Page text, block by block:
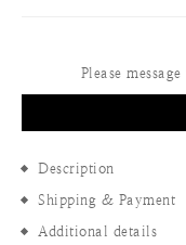
Please
Description
Shipping & Payment
Additional details